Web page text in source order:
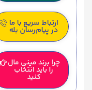
ارتباط سریع با ما
در پیام‌رسان بله
چرا برند مینی مال
را باید انتخاب
کنید